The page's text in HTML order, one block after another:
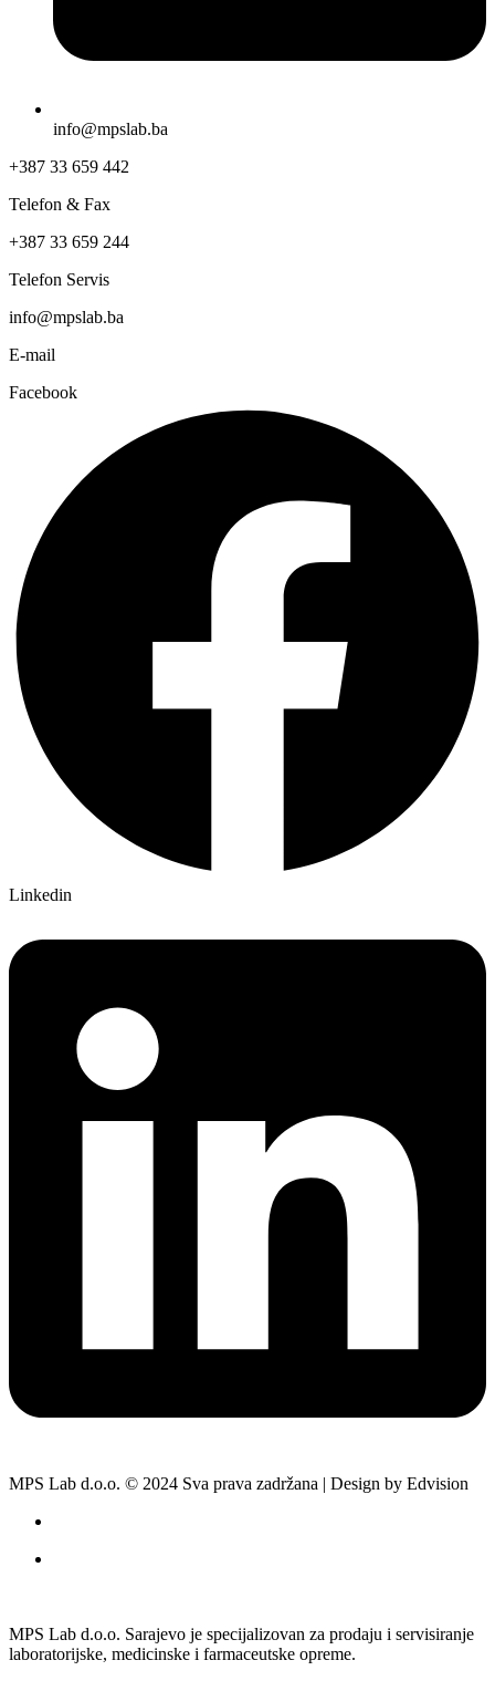
info@mpslab.ba
+387 33 659 442
Telefon & Fax
+387 33 659 244
Telefon Servis
info@mpslab.ba
E-mail
Facebook
Linkedin
MPS Lab d.o.o. © 2024 Sva prava zadržana | Design by Edvision
MPS Lab d.o.o. Sarajevo je specijalizovan za prodaju i servisiranje
laboratorijske, medicinske i farmaceutske opreme.